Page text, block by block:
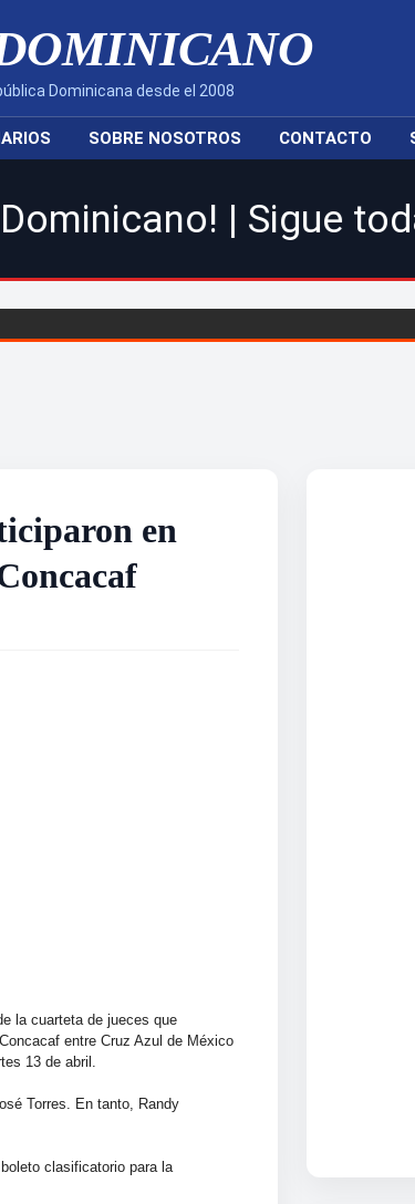
Dominicana desde el 2008
SOBRE NOSOTROS CONTACTO
| Sigue toda la
en
la cuarteta de jueces que
entre Cruz Azul de México
13 de abril.
Torres. En tanto, Randy
clasificatorio para la